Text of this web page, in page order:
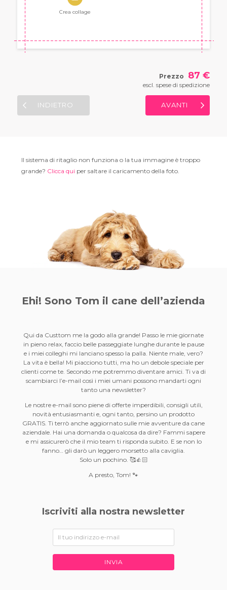
Crea collage
INDIETRO
Prezzo 87 €
escl. spese di spedizione
AVANTI
Il sistema di ritaglio non funziona o la tua immagine è troppo
grande? Clicca qui per saltare il caricamento della foto.
Ehi! Sono Tom il cane dell’azienda
Qui da Custtom me la godo alla grande! Passo le mie giornate
in pieno relax, faccio belle passeggiate lunghe durante le pause
e i miei colleghi mi lanciano spesso la palla. Niente male, vero?
La vita è bella! Mi piacciono tutti, ma ho un debole speciale per
clienti come te. Secondo me potremmo diventare amici. Ti va di
scambiarci l’e-mail così i miei umani possono mandarti ogni
tanto una newsletter?
Le nostre e-mail sono piene di offerte imperdibili, consigli utili,
novità entusiasmanti e, ogni tanto, persino un prodotto
GRATIS. Ti terrò anche aggiornato sulle mie avventure da cane
aziendale. Hai una domanda o qualcosa da dire? Fammi sapere
e mi assicurerò che il mio team ti risponda subito. E se non lo
fanno… gli darò un leggero morsetto alla caviglia.
Solo un pochino. 🥰👍🏻
A presto, Tom! 🐾
Iscriviti alla nostra newsletter
INVIA